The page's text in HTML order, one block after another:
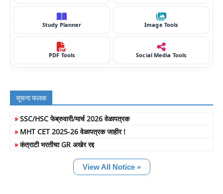
Study Planner Image Tools
PDF Tools Social Media Tools
सूचना फलक
» SSC/HSC फेब्रुवारी/मार्च 2026 वेळापत्रक
» MHT CET 2025-26 वेळापत्रक जाहीर !
»कंत्राटी भरतीचा GR अखेर रद्द
View All Notice »